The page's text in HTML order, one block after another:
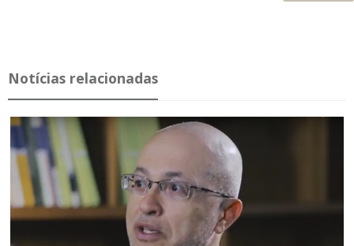
Notícias relacionadas